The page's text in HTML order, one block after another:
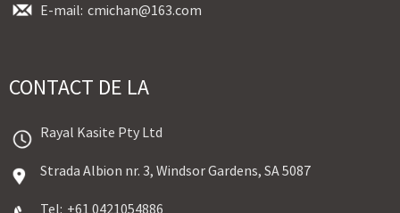
E-mail: cmichan@163.com
CONTACT DE LA
Rayal Kasite Pty Ltd
Strada Albion nr. 3, Windsor Gardens, SA 5087
Tel: +61 0421054886